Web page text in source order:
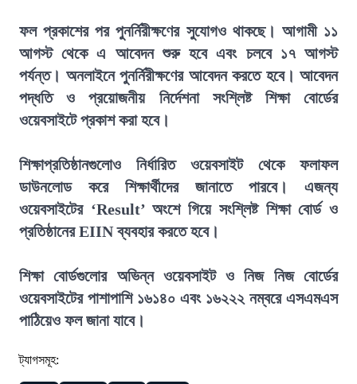
ফল প্রকাশের পর পুনর্নিরীক্ষণের সুযোগও থাকছে। আগামী ১১
আগস্ট থেকে এ আবেদন শুরু হবে এবং চলবে ১৭ আগস্ট
পর্যন্ত। অনলাইনে পুনর্নিরীক্ষণের আবেদন করতে হবে। আবেদন
পদ্ধতি ও প্রয়োজনীয় নির্দেশনা সংশ্লিষ্ট শিক্ষা বোর্ডের
ওয়েবসাইটে প্রকাশ করা হবে।
শিক্ষাপ্রতিষ্ঠানগুলোও নির্ধারিত ওয়েবসাইট থেকে ফলাফল
ডাউনলোড করে শিক্ষার্থীদের জানাতে পারবে। এজন্য
ওয়েবসাইটের ‘Result’ অংশে গিয়ে সংশ্লিষ্ট শিক্ষা বোর্ড ও
প্রতিষ্ঠানের EIIN ব্যবহার করতে হবে।
শিক্ষা বোর্ডগুলোর অভিন্ন ওয়েবসাইট ও নিজ নিজ বোর্ডের
ওয়েবসাইটের পাশাপাশি ১৬১৪০ এবং ১৬২২২ নম্বরে এসএমএস
পাঠিয়েও ফল জানা যাবে।
ট্যাগসমূহ: